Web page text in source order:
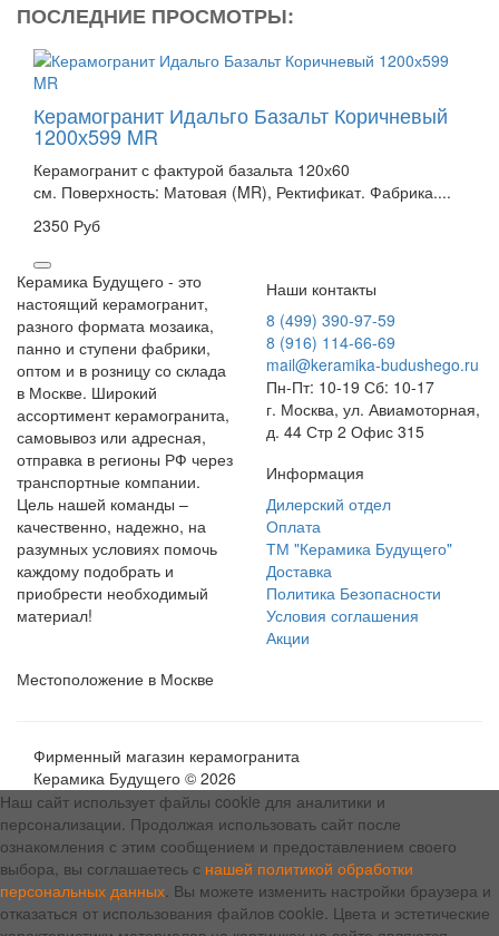
ПОСЛЕДНИЕ ПРОСМОТРЫ:
Керамогранит Идальго Базальт Коричневый
1200х599 MR
Керамогранит с фактурой базальта 120х60
см. Поверхность: Матовая (MR), Ректификат. Фабрика....
2350 Руб
Керамика Будущего - это
настоящий керамогранит,
разного формата мозаика,
панно и ступени фабрики,
оптом и в розницу со склада
в Москве. Широкий
ассортимент керамогранита,
самовывоз или адресная,
отправка в регионы РФ через
транспортные компании.
Цель нашей команды –
качественно, надежно, на
разумных условиях помочь
каждому подобрать и
приобрести необходимый
материал!
Наши контакты
8 (499) 390-97-59
8 (916) 114-66-69
mail@keramika-budushego.ru
Пн-Пт: 10-19 Сб: 10-17
г. Москва, ул. Авиамоторная,
д. 44 Стр 2 Офис 315
Информация
Дилерский отдел
Оплата
ТМ "Керамика Будущего"
Доставка
Политика Безопасности
Условия соглашения
Акции
Местоположение в Москве
Фирменный магазин керамогранита
Керамика Будущего © 2026
Наш сайт использует файлы cookie для аналитики и
персонализации. Продолжая использовать сайт после
ознакомления с этим сообщением и предоставлением своего
выбора, вы соглашаетесь с нашей политикой обработки
персональных данных. Вы можете изменить настройки браузера и
отказаться от использования файлов cookie. Цвета и эстетические